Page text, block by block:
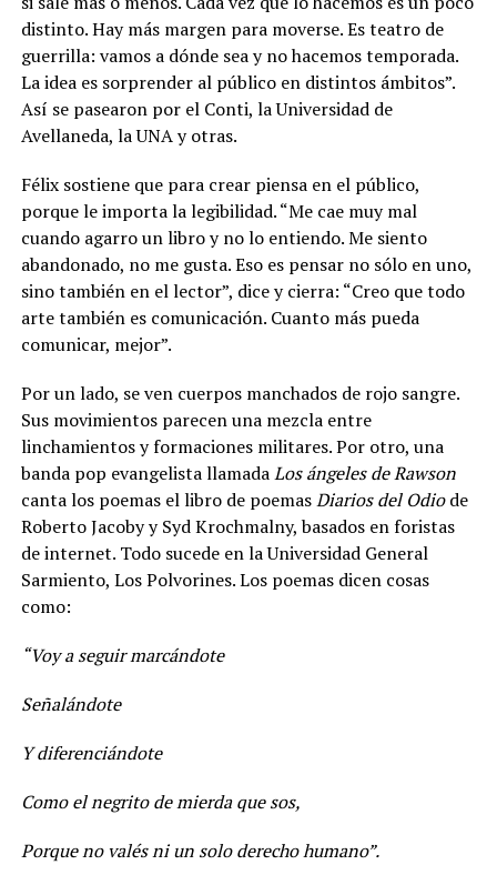
distinto. Hay más margen para moverse. Es teatro de
guerrilla: vamos a dónde sea y no hacemos temporada.
La idea es sorprender al público en distintos ámbitos”.
Así se pasearon por el Conti, la Universidad de
Avellaneda, la UNA y otras.
Félix sostiene que para crear piensa en el público,
porque le importa la legibilidad.“Me cae muy mal
cuando agarro un libro y no lo entiendo. Me siento
abandonado, no me gusta. Eso es pensar no sólo en uno,
sino también en el lector”, dice y cierra: “Creo que todo
arte también es comunicación. Cuanto más pueda
comunicar, mejor”.
Por un lado, se ven cuerpos manchados de rojo sangre.
Sus movimientos parecen una mezcla entre
linchamientos y formaciones militares. Por otro, una
banda pop evangelista llamadaLos ángeles de Rawson
canta los poemas el libro de poemasDiarios del Odiode
Roberto Jacoby y Syd Krochmalny, basados en foristas
de internet. Todo sucede en la Universidad General
Sarmiento, Los Polvorines. Los poemas dicen cosas
como:
“Voy a seguir marcándote
Señalándote
Y diferenciándote
Como el negrito de mierda que sos,
Porque no valés ni un solo derecho humano”.